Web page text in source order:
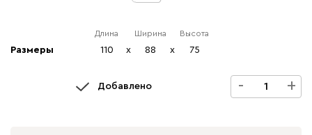
Размеры
Длина
110 x
Ширина
88 x
Высота
75
Добавлено - +